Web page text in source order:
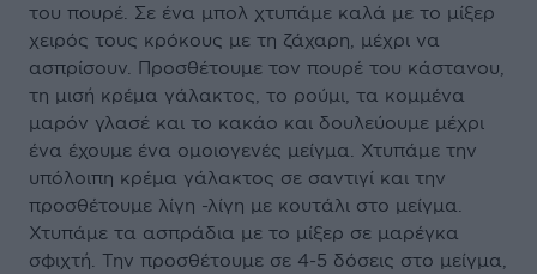
του πουρέ. Σε ένα μπολ χτυπάμε καλά με το μίξερ
χειρός τους κρόκους με τη ζάχαρη, μέχρι να
ασπρίσουν. Προσθέτουμε τον πουρέ του κάστανου,
τη μισή κρέμα γάλακτος, το ρούμι, τα κομμένα
μαρόν γλασέ και το κακάο και δουλεύουμε μέχρι
ένα έχουμε ένα ομοιογενές μείγμα. Χτυπάμε την
υπόλοιπη κρέμα γάλακτος σε σαντιγί και την
προσθέτουμε λίγη -λίγη με κουτάλι στο μείγμα.
Χτυπάμε τα ασπράδια με το μίξερ σε μαρέγκα
σφιχτή. Την προσθέτουμε σε 4-5 δόσεις στο μείγμα,